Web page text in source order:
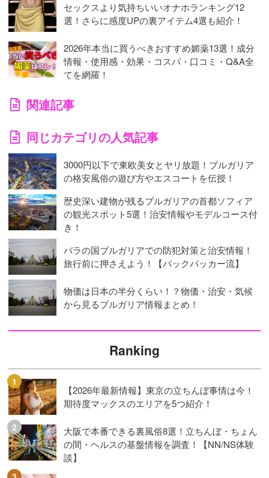
セックスより気持ちいいオナホランキング12
選！さらに感度UPの裏アイテム4選も紹介！
2026年本当に買うべきおすすめ媚薬13選！成分
情報・使用感・効果・コスパ・口コミ・Q&A全
てを網羅！
関連記事
同じカテゴリの人気記事
3000円以下で東欧美女とヤリ放題！ブルガリア
の格安風俗の遊び方やエスコートを伝授！
歴史深い建物が残るブルガリアの首都ソフィア
の観光スポット5選！治安情報やモデルコース付
き！
バラの国ブルガリアでの防犯対策と治安情報！
旅行前に押さえよう！【バックパッカー流】
物価は日本の半分くらい！？物価・治安・気候
から見るブルガリア情報まとめ！
Ranking
【2026年最新情報】東京の立ちんぼ事情は今！
期待度マックスのエリアを5つ紹介！
大阪で本番できる裏風俗8選！立ちんぼ・ちょん
の間・ヘルスの基盤情報を調査！【NN/NS体験
談】